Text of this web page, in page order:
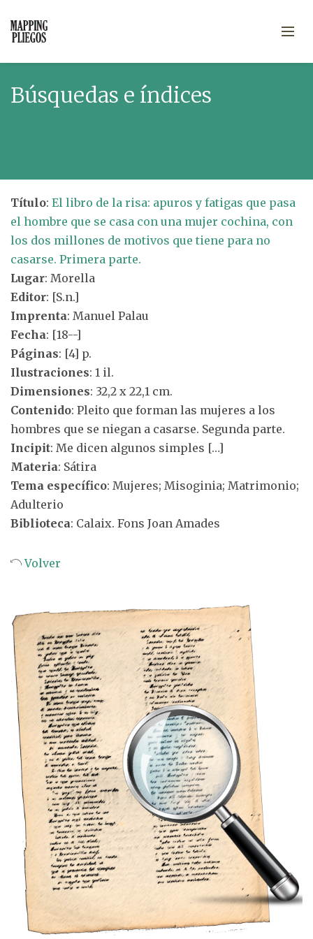
Búsquedas e índices
Título: El libro de la risa: apuros y fatigas que pasa
el hombre que se casa con una mujer cochina, con
los dos millones de motivos que tiene para no
casarse. Primera parte.
Lugar: Morella
Editor: [S.n.]
Imprenta: Manuel Palau
Fecha: [18--]
Páginas: [4] p.
Ilustraciones: 1 il.
Dimensiones: 32,2 x 22,1 cm.
Contenido: Pleito que forman las mujeres a los
hombres que se niegan a casarse. Segunda parte.
Incipit: Me dicen algunos simples […]
Materia: Sátira
Tema específico: Mujeres; Misoginia; Matrimonio;
Adulterio
Biblioteca: Calaix. Fons Joan Amades
Volver